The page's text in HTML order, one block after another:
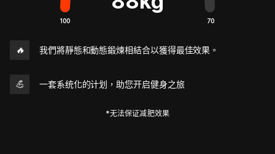
100 70
🔥 我們將靜態和動態鍛煉相結合以獲得最佳效果。
💪 一套系统化的计划，助您开启健身之旅
*无法保证减肥效果